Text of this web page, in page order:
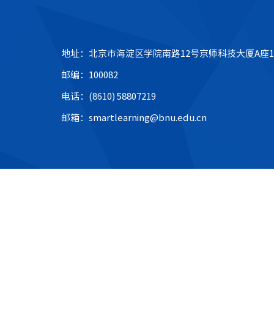
地址：北京市海淀区学院南路12号京师科技大厦A座
邮编：100082
电话：(8610) 58807219
邮箱：smartlearning@bnu.edu.cn